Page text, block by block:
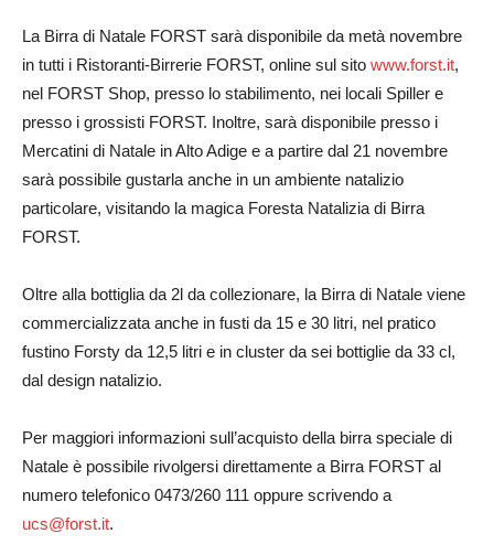
La Birra di Natale FORST sarà disponibile da metà novembre
in tutti i Ristoranti-Birrerie FORST, online sul sito www.forst.it,
nel FORST Shop, presso lo stabilimento, nei locali Spiller e
presso i grossisti FORST. Inoltre, sarà disponibile presso i
Mercatini di Natale in Alto Adige e a partire dal 21 novembre
sarà possibile gustarla anche in un ambiente natalizio
particolare, visitando la magica Foresta Natalizia di Birra
FORST.
Oltre alla bottiglia da 2l da collezionare, la Birra di Natale viene
commercializzata anche in fusti da 15 e 30 litri, nel pratico
fustino Forsty da 12,5 litri e in cluster da sei bottiglie da 33 cl,
dal design natalizio.
Per maggiori informazioni sull’acquisto della birra speciale di
Natale è possibile rivolgersi direttamente a Birra FORST al
numero telefonico 0473/260 111 oppure scrivendo a
ucs@forst.it.